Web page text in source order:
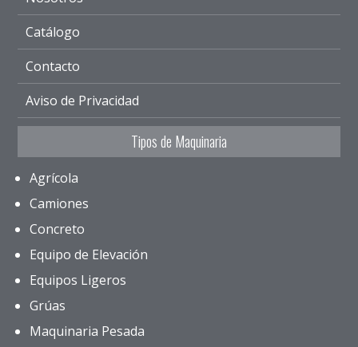
Catálogo
Contacto
Aviso de Privacidad
Tipos de Maquinaria
Agrícola
Camiones
Concreto
Equipo de Elevación
Equipos Ligeros
Grúas
Maquinaria Pesada